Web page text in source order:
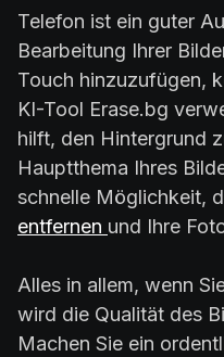
Telefon ist ein guter
Bearbeitung Ihrer
Touch hinzuzufügen,
KI-Tool Erase.bg
hilft, den Hintergrund
Hauptthema Ihres
schnelle Möglichkeit,
entfernen und Ihre
Alles in allem, wenn
wird die Qualität des
Machen Sie ein